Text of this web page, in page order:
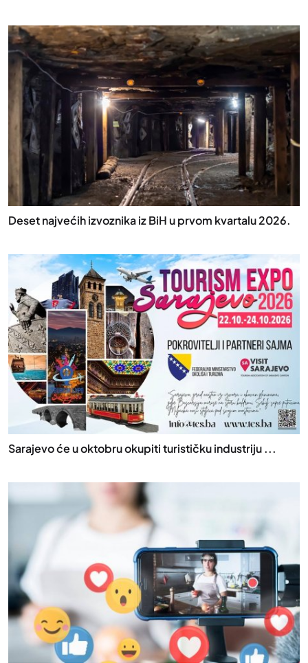
Deset najvećih izvoznika iz BiH u prvom kvartalu 2026.
Sarajevo će u oktobru okupiti turističku industriju ...